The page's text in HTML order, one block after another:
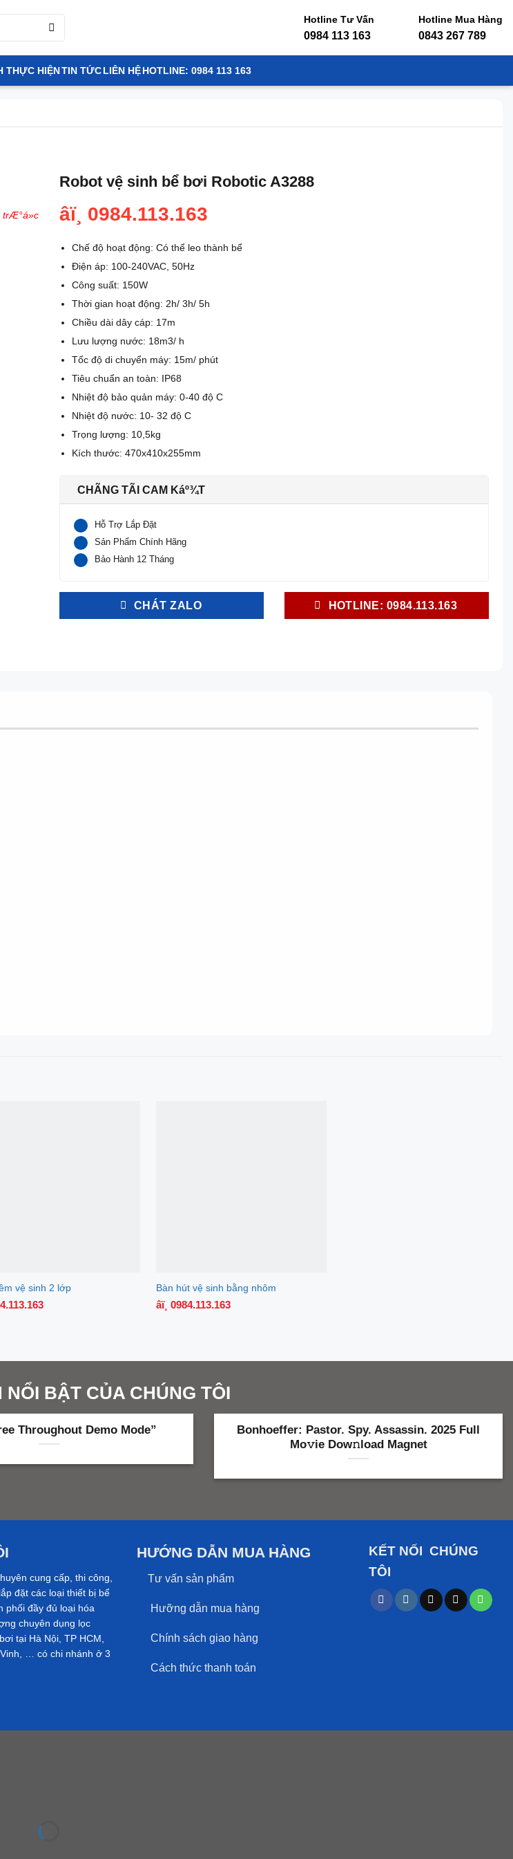
Hotline Tư Vấn
0984 113 163
Hotline Mua Hàng
0843 267 789
THỰC HIỆNTIN TỨCLIÊN HỆHOTLINE: 0984 113 163
4 ngÃ y
Robot vệ sinh bể bơi Robotic A3288
âï¸ 0984.113.163
Chế độ hoạt động: Có thể leo thành bể
Điện áp: 100-240VAC, 50Hz
Công suất: 150W
Thời gian hoạt động: 2h/ 3h/ 5h
Chiều dài dây cáp: 17m
Lưu lượng nước: 18m3/ h
Tốc độ di chuyển máy: 15m/ phút
Tiêu chuẩn an toàn: IP68
Nhiệt độ bảo quản máy: 0-40 độ C
Nhiệt độ nước: 10- 32 độ C
Trọng lượng: 10,5kg
Kích thước: 470x410x255mm
CHÃNG TÃI CAM Káº¾T
Hỗ Trợ Lắp Đặt
Sản Phẩm Chính Hãng
Bảo Hành 12 Tháng
CHÁT ZALO HOTLINE: 0984.113.163
vệ sinh 2 lớp Bàn hút vệ sinh bằng nhôm
âï¸ 0984.113.163
NỔI BẬT CỦA CHÚNG TÔI
Throughout Demo Mode”
Bonhoeffer: Pastor. Spy. Assassin. 2025 Full
Mo𝚟ie Dow𝚗load Magnet
cung cấp, thi công,
đặt các loại thiết bị bể
phối đầy đủ loại hóa
chuyên dụng lọc
tại Hà Nội, TP HCM,
… có chi nhánh ở 3
HƯỚNG DẪN MUA HÀNG
Tư vấn sản phẩm
Hưỡng dẫn mua hàng
Chính sách giao hàng
Cách thức thanh toán
KẾT NỐI CHÚNG
TÔI